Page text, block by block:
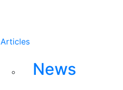
Articles
News